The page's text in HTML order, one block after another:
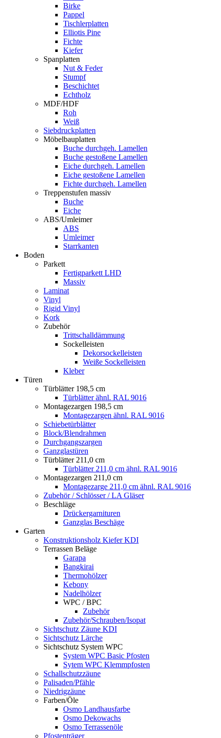
Birke
Pappel
Tischlerplatten
Elliotis Pine
Fichte
Kiefer
Spanplatten
Nut & Feder
Stumpf
Beschichtet
Echtholz
MDF/HDF
Roh
Weiß
Siebdruckplatten
Möbelbauplatten
Buche durchgeh. Lamellen
Buche gestoßene Lamellen
Eiche durchgeh. Lamellen
Eiche gestoßene Lamellen
Fichte durchgeh. Lamellen
Treppenstufen massiv
Buche
Eiche
ABS/Umleimer
ABS
Umleimer
Starrkanten
Boden
Parkett
Fertigparkett LHD
Massiv
Laminat
Vinyl
Rigid Vinyl
Kork
Zubehör
Trittschalldämmung
Sockelleisten
Dekorsockelleisten
Weiße Sockelleisten
Kleber
Türen
Türblätter 198,5 cm
Türblätter ähnl. RAL 9016
Montagezargen 198,5 cm
Montagezargen ähnl. RAL 9016
Schiebetürblätter
Block/Blendrahmen
Durchgangszargen
Ganzglastüren
Türblätter 211,0 cm
Türblätter 211,0 cm ähnl. RAL 9016
Montagezargen 211,0 cm
Montagezarge 211,0 cm ähnl. RAL 9016
Zubehör / Schlösser / LA Gläser
Beschläge
Drückergarnituren
Ganzglas Beschäge
Garten
Konstruktionsholz Kiefer KDI
Terrassen Beläge
Garapa
Bangkirai
Thermohölzer
Kebony
Nadelhölzer
WPC / BPC
Zubehör
Zubehör/Schrauben/Isopat
Sichtschutz Zäune KDI
Sichtschutz Lärche
Sichtschutz System WPC
System WPC Basic Pfosten
Sytem WPC Klemmpfosten
Schallschutzzäune
Palisaden/Pfähle
Niedrigzäune
Farben/Öle
Osmo Landhausfarbe
Osmo Dekowachs
Osmo Terrassenöle
Pfostenträger